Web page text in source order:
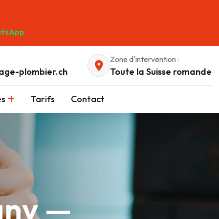
plombier.ch
Zone d'intervention :
Toute la Suisse romande
Tarifs Contact
—